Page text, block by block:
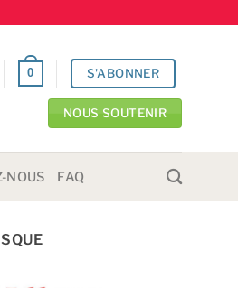
0 S'ABONNER
NOUS SOUTENIR
NOUS FAQ